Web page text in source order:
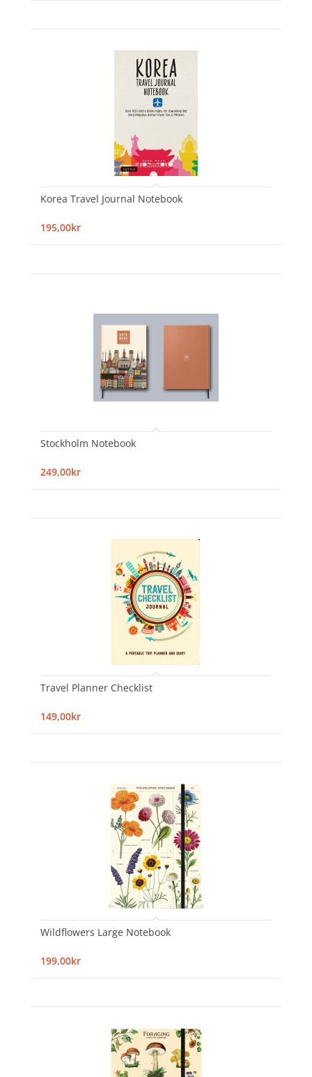
Korea Travel Journal Notebook
195,00kr
Stockholm Notebook
249,00kr
Travel Planner Checklist
149,00kr
Wildflowers Large Notebook
199,00kr